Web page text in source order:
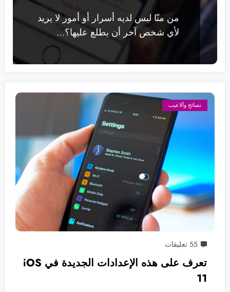
من منّا ليس لديه أسرار أو أمور لا يريد
لأي شخص آخر أن يطلع عليها؟…
نصائح وألاعيب
55 تعليقات
تعرف على هذه الإعدادات الجديدة في iOS
11